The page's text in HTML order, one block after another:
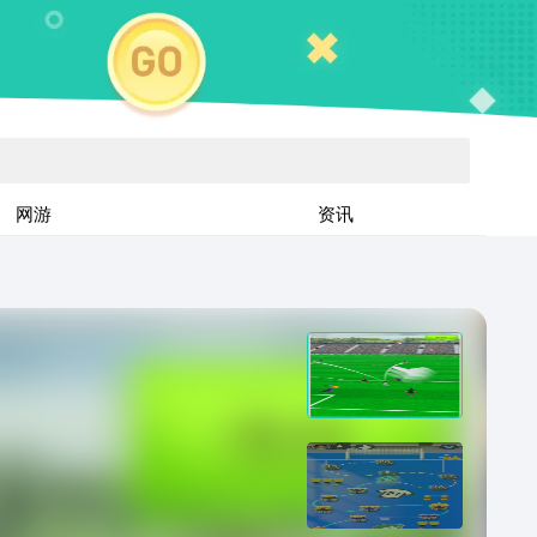
网游 资讯